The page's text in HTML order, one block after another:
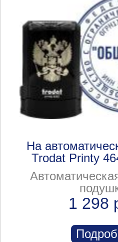
На
Trodat Printy
1 298